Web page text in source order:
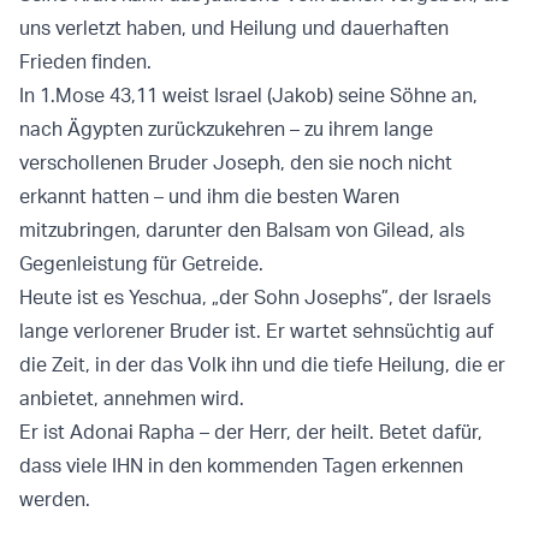
uns verletzt haben, und Heilung und dauerhaften
Frieden finden.
In 1.Mose 43,11 weist Israel (Jakob) seine Söhne an,
nach Ägypten zurückzukehren – zu ihrem lange
verschollenen Bruder Joseph, den sie noch nicht
erkannt hatten – und ihm die besten Waren
mitzubringen, darunter den Balsam von Gilead, als
Gegenleistung für Getreide.
Heute ist es Yeschua, „der Sohn Josephs”, der Israels
lange verlorener Bruder ist. Er wartet sehnsüchtig auf
die Zeit, in der das Volk ihn und die tiefe Heilung, die er
anbietet, annehmen wird.
Er ist Adonai Rapha – der Herr, der heilt. Betet dafür,
dass viele IHN in den kommenden Tagen erkennen
werden.